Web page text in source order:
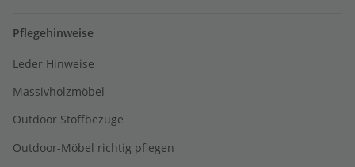
Pflegehinweise
Leder Hinweise
Massivholzmöbel
Outdoor Stoffbezüge
Outdoor-Möbel richtig pflegen